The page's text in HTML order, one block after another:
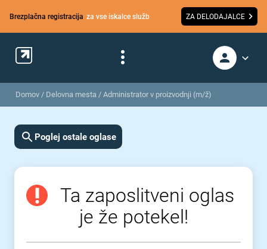
Brezplačna registracija za vse iskalce služb ZA DELODAJALCE
Domov / Delovna mesta / Administrator v proizvodnji (m/ž)
Poglej ostale oglase
Ta zaposlitveni oglas
je že potekel!